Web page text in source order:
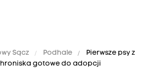
Sącz Podhale
Pierwsze psy z
gotowe do adopcji